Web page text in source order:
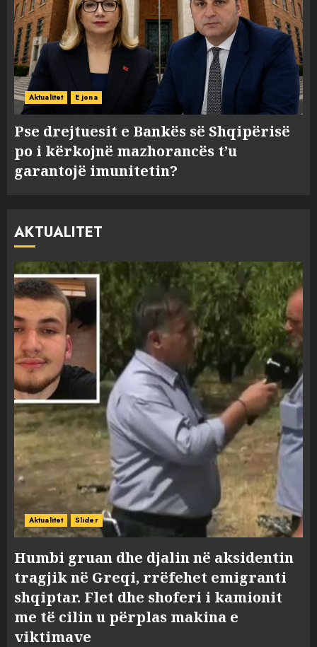
Aktualitet E jona
Pse drejtuesit e Bankës së Shqipërisë
po i kërkojnë mazhorancës t’u
garantojë imunitetin?
AKTUALITET
Aktualitet Slider
Humbi gruan dhe djalin në aksidentin
tragjik në Greqi, rrëfehet emigranti
shqiptar. Flet dhe shoferi i kamionit
me të cilin u përplas makina e
viktimave